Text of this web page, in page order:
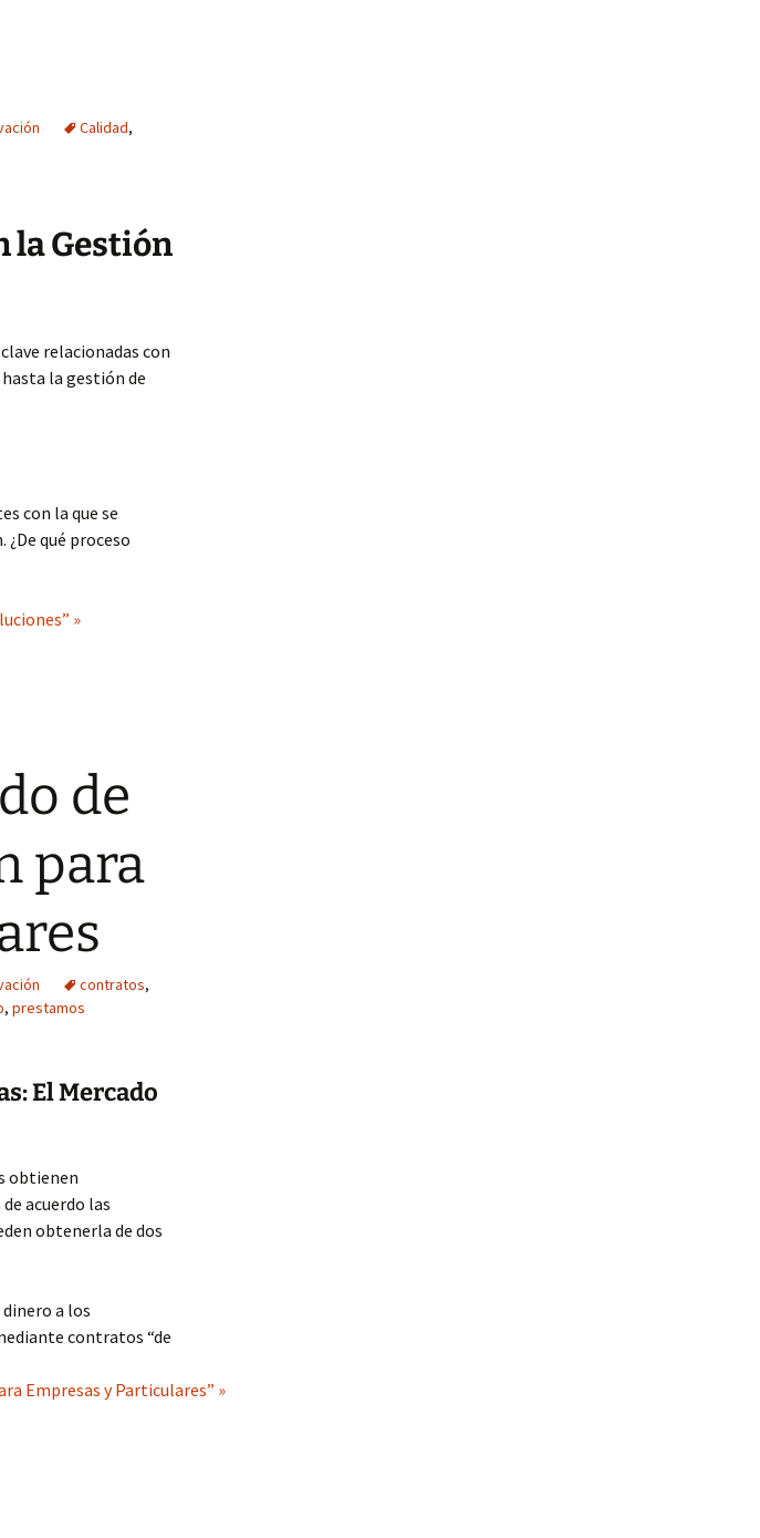
Calidad,
la Gestión
relacionadas con
la gestión de
con la que se
qué proceso
»
de
para
contratos,
, prestamos
El Mercado
obtienen
acuerdo las
obtenerla de dos
a los
contratos “de
Empresas y Particulares” »